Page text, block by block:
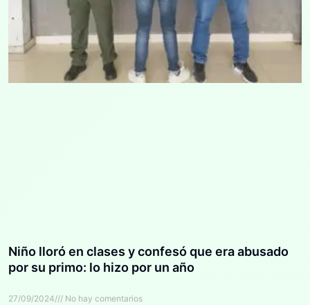
Niño lloró en clases y confesó que era abusado
por su primo: lo hizo por un año
27/09/2024 No hay comentarios